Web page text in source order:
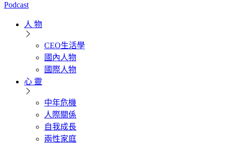
Podcast
人 物
CEO生活學
國內人物
國際人物
心 靈
中年危機
人際關係
自我成長
兩性家庭